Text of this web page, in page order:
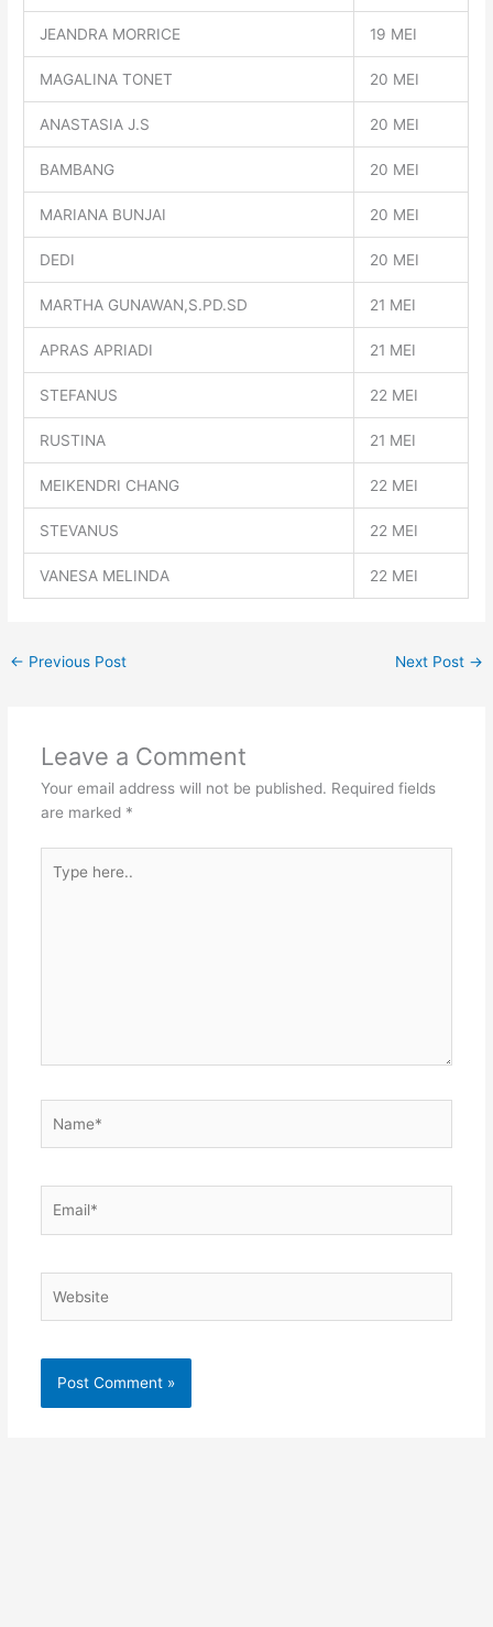
JEANDRA MORRICE 19 MEI
MAGALINA TONET 20 MEI
ANASTASIA J.S 20 MEI
BAMBANG 20 MEI
MARIANA BUNJAI 20 MEI
DEDI 20 MEI
MARTHA GUNAWAN,S.PD.SD 21 MEI
APRAS APRIADI 21 MEI
STEFANUS 22 MEI
RUSTINA 21 MEI
MEIKENDRI CHANG 22 MEI
STEVANUS 22 MEI
VANESA MELINDA 22 MEI
← Previous Post Next Post →
Leave a Comment
Your email address will not be published. Required fields
are marked *
here..